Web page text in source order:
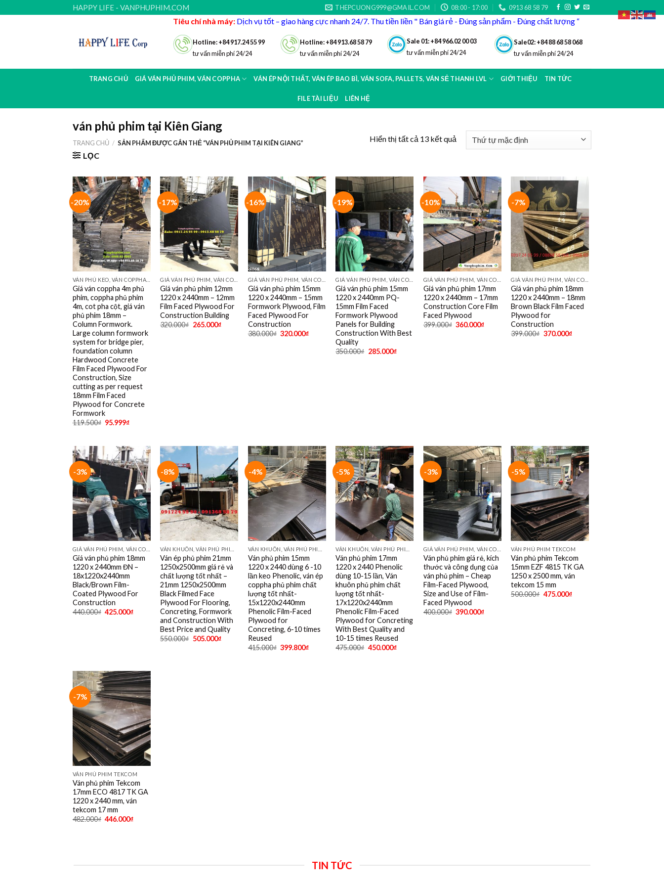
to
HAPPY LIFE - VANPHUPHIM.COM THEPCUONG999@GMAIL.COM 08:00 - 17:00 0913 68 58 79
Tiêu chí nhà máy: Dịch vụ tốt – giao hàng cực nhanh 24/7. Thu tiền liền " Bán giá rẻ - Đúng sản phẩm - Đúng chất lượng “
Hotline: +84 917.24 55 99
tư vấn miễn phí 24/24
Hotline: +84 913.68 58 79
tư vấn miễn phí 24/24
Sale 01: +84966.02 00 03
tư vấn miễn phí 24/24
Sale02: +84 88 68 58 068
tư vấn miễn phí 24/24
TRANG CHỦ GIÁ VÁN PHỦ PHIM, VÁN COPPHA VÁN ÉP NỘI THẤT, VÁN ÉP BAO BÌ, VÁN SOFA, PALLETS, VÁN SẺ THANH LVL GIỚI THIỆU TIN TỨC
FILE TÀI LIỆU LIÊN HỆ
ván phủ phim tại Kiên Giang
TRANG CHỦ / SẢN PHẨM ĐƯỢC GẮN THẺ “VÁN PHỦ PHIM TẠI KIÊN GIANG”
LỌC
Hiển thị tất cả 13 kết quả
-20%
Giá ván coppha 4m phủ
phim, coppha phủ phim
4m, cot pha cột, giá ván
phủ phim 18mm –
Column Formwork.
Large column formwork
system for bridge pier,
foundation column
Hardwood Concrete
Film Faced Plywood For
Construction, Size
cutting as per request
18mm Film Faced
Plywood for Concrete
Formwork
119.500₫ 95.999₫
-17%
Giá ván phủ phim 12mm
1220 x 2440mm – 12mm
Film Faced Plywood For
Construction Building
320.000₫ 265.000₫
-16%
Giá ván phủ phim 15mm
1220 x 2440mm – 15mm
Formwork Plywood, Film
Faced Plywood For
Construction
380.000₫ 320.000₫
-19%
Giá ván phủ phim 15mm
1220 x 2440mm PQ-
15mm Film Faced
Formwork Plywood
Panels for Building
Construction With Best
Quality
350.000₫ 285.000₫
-10%
Giá ván phủ phim 17mm
1220 x 2440mm – 17mm
Construction Core Film
Faced Plywood
399.000₫ 360.000₫
-7%
Giá ván phủ phim 18mm
1220 x 2440mm – 18mm
Brown Black Film Faced
Plywood for
Construction
399.000₫ 370.000₫
-3%
Giá ván phủ phim 18mm
1220 x 2440mm ĐN –
18x1220x2440mm
Black/Brown Film-
Coated Plywood For
Construction
440.000₫ 425.000₫
-8%
Ván ép phủ phim 21mm
1250x2500mm giá rẻ và
chất lượng tốt nhất –
21mm 1250x2500mm
Black Filmed Face
Plywood For Flooring,
Concreting, Formwork
and Construction With
Best Price and Quality
550.000₫ 505.000₫
-4%
Ván phủ phim 15mm
1220 x 2440 dùng 6 -10
lần keo Phenolic, ván ép
coppha phủ phim chất
lượng tốt nhất-
15x1220x2440mm
Phenolic Film-Faced
Plywood for
Concreting, 6-10 times
Reused
415.000₫ 399.800₫
-5%
Ván phủ phim 17mm
1220 x 2440 Phenolic
dùng 10-15 lần, Ván
khuôn phủ phim chất
lượng tốt nhất-
17x1220x2440mm
Phenolic Film-Faced
Plywood for Concreting
With Best Quality and
10-15 times Reused
475.000₫ 450.000₫
-3%
Ván phủ phim giá rẻ, kích
thước và công dụng của
ván phủ phim – Cheap
Film-Faced Plywood,
Size and Use of Film-
Faced Plywood
400.000₫ 390.000₫
-5%
VÁN PHỦ PHIM TEKCOM
Ván phủ phim Tekcom
15mm EZF 4815 TK GA
1250 x 2500 mm, ván
tekcom 15 mm
500.000₫ 475.000₫
-7%
VÁN PHỦ PHIM TEKCOM
Ván phủ phim Tekcom
17mm ECO 4817 TK GA
1220 x 2440 mm, ván
tekcom 17 mm
482.000₫ 446.000₫
TIN TỨC